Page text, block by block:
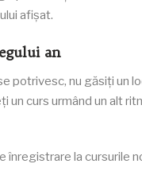
afișat.
an
potrivesc, nu găsiți un
un curs urmând un alt
la cursurile